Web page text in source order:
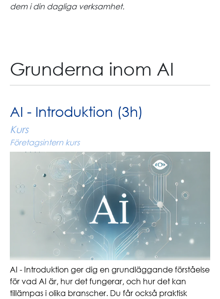
dem i din dagliga verksamhet.
Grunderna inom AI
AI - Introduktion (3h)
Kurs
Företagsintern kurs
AI - Introduktion ger dig en grundläggande förståelse
för vad AI är, hur det fungerar, och hur det kan
tillämpas i olika branscher. Du får också praktisk